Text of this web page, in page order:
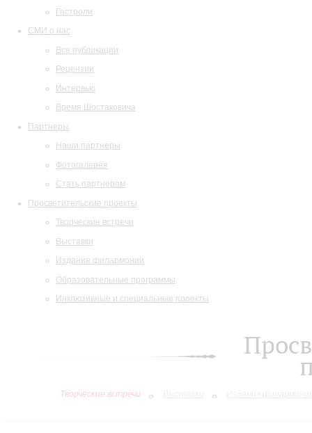
Гастроли
СМИ о нас
Все публикации
Рецензии
Интервью
Время Шостаковича
Партнеры
Наши партнеры
Фотогалерея
Стать партнером
Просветительские проекты
Творческие встречи
Выставки
Издания филармонии
Образовательные программы
Инклюзивные и специальные проекты
Творческие встречи